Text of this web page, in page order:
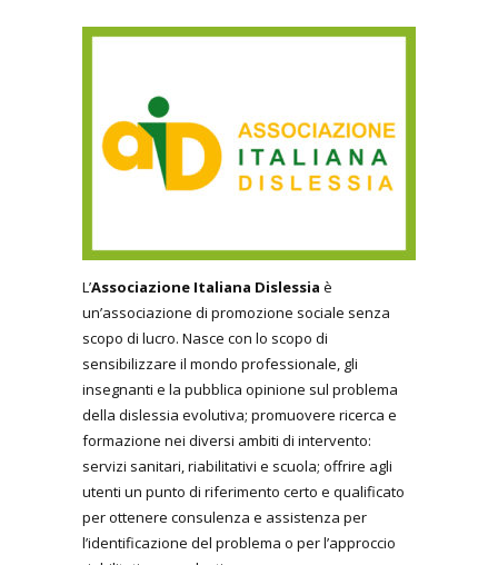
L’Associazione Italiana Dislessia è
un’associazione di promozione sociale senza
scopo di lucro. Nasce con lo scopo di
sensibilizzare il mondo professionale, gli
insegnanti e la pubblica opinione sul problema
della dislessia evolutiva; promuovere ricerca e
formazione nei diversi ambiti di intervento:
servizi sanitari, riabilitativi e scuola; offrire agli
utenti un punto di riferimento certo e qualificato
per ottenere consulenza e assistenza per
l’identificazione del problema o per l’approccio